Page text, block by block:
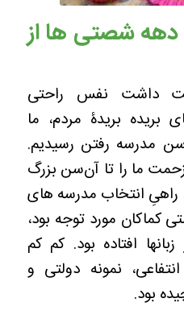
دهه شصتی‌ ها از
داشت نفس راحتی
بریدۀ مردم، ما
مدرسه رفتن رسیدیم.
زحمت ما را تا آن‌سن بزرگ
راهیِ انتخاب مدرسه های
کماکان مورد توجه بود،
افتاده بود. کم کم
نمونه دولتی و
بود.